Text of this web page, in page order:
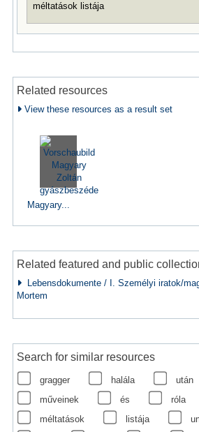
méltatások listája
Related resources
View these resources as a result set
Magyary...
Related featured and public
Lebensdokumente / I. Személyi iratok/
Mortem
Search for similar resources
gragger halála után
műveinek
és róla
méltatások
listája